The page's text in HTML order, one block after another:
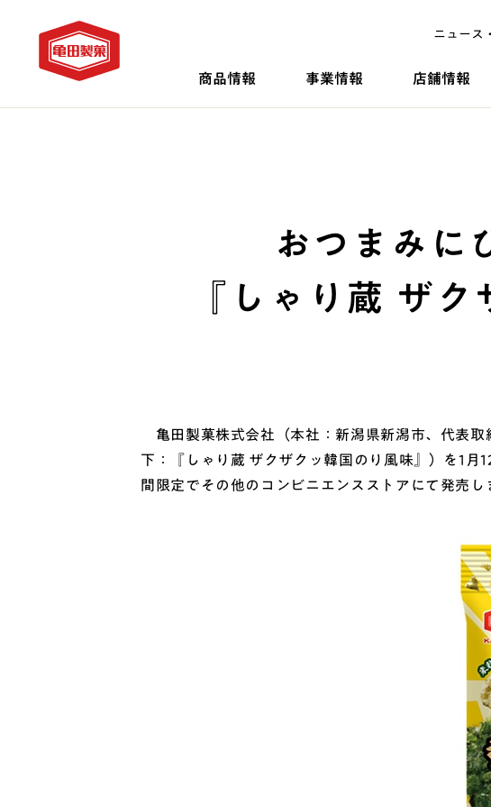
商品情報 事業情報 店舗情報
ニュース・
おつまみに
『しゃり蔵 ザ
亀田製菓株式会社（本社：新潟県新潟市、代表取
下：『しゃり蔵 ザクザクッ韓国のり風味』）を1
間限定でその他のコンビニエンスストアにて発売し